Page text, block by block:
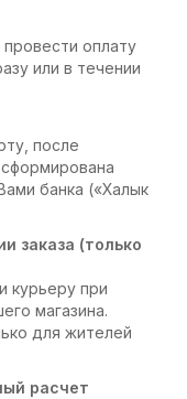
оплату
или в течении
после
банка («Халык
заказа (только
курьеру при
магазина.
для жителей
расчет